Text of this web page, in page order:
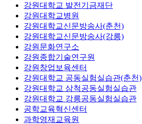
강원대학교 발전기금재단
강원대학교병원
강원대학교신문방송사(춘천)
강원대학교신문방송사(강릉)
강원문화연구소
강원종합기술연구원
강원창업보육센터
강원대학교 공동실험실습관(춘천)
강원대학교 삼척공동실험실습관
강원대학교 강릉공동실험실습관
공학교육혁신센터
과학영재교육원